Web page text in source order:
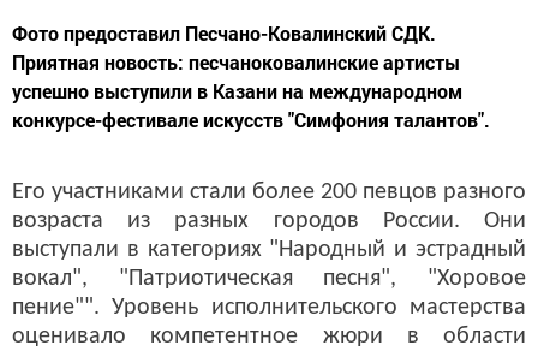
Фото предоставил Песчано-Ковалинский СДК.
Приятная новость: песчаноковалинские артисты
успешно выступили в Казани на международном
конкурсе-фестивале искусств "Симфония талантов".
Его участниками стали более 200 певцов разного
возраста из разных городов России. Они
выступали в категориях "Народный и эстрадный
вокал", "Патриотическая песня", "Хоровое
пение"". Уровень исполнительского мастерства
оценивало компетентное жюри в области